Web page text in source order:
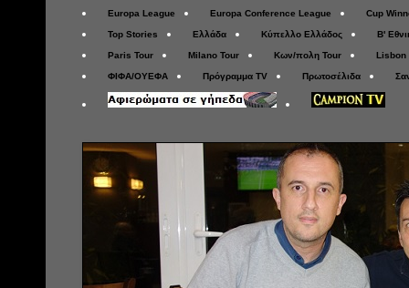
Europa League Europa Conference League Cup
Top Stories Ελλάδα Κύπελλο Ελλάδος Β'
Paris Tour Milano Tour Κων/πολη Tour Lisbon
ΦΙΦΑ/ΟΥΕΦΑ Πρόγραμμα TV Πρωτοσέλιδα